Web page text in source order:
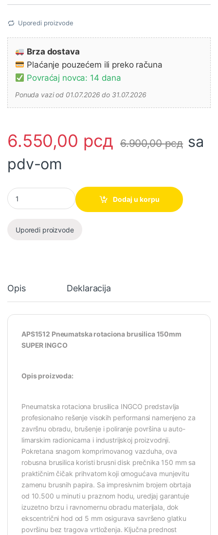
Uporedi proizvode
Brza dostava
Plaćanje pouzećem ili preko računa
Povraćaj novca: 14 dana
Ponuda vazi od 01.07.2026 do 31.07.2026
6.550,00 рсд 6.900,00рсд sa
pdv-om
Pneumatska rotaciona brusilica APS1512 150mm SUPER INGCO
Dodaj u korpu
Uporedi proizvode
Opis Deklaracija
APS1512 Pneumatska rotaciona brusilica 150mm
SUPER INGCO
Opis proizvoda:
Pneumatska rotaciona brusilica INGCO predstavlja
profesionalno rešenje visokih performansi namenjeno za
završnu obradu, brušenje i poliranje površina u auto-
limarskim radionicama i industrijskoj proizvodnji.
Pokretana snagom komprimovanog vazduha, ova
robusna brusilica koristi brusni disk prečnika 150 mm sa
praktičnim čičak prihvatom koji omogućava munjevitu
zamenu brusnih papira. Sa impresivnim brojem obrtaja
od 10.500 u minuti u praznom hodu, uredjaj garantuje
izuzetno brzu i ravnomernu obradu materijala, dok
ekscentrični hod od 5 mm osigurava savršeno glatku
površinu bez tragova vrtloženja. Ključna prednost